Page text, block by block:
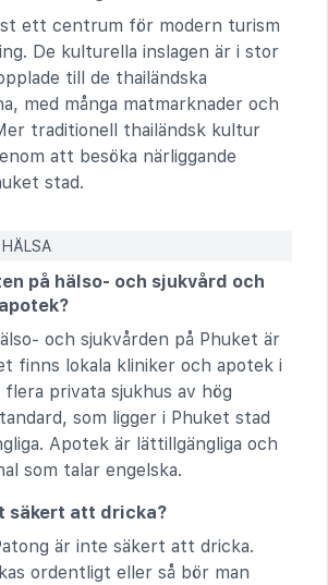
ett centrum för modern turism
De kulturella inslagen är i stor
till de thailändska
med många matmarknader och
traditionell thailändsk kultur
att besöka närliggande
stad.
på hälso- och sjukvård och
och sjukvården på Phuket är
finns lokala kliniker och apotek i
flera privata sjukhus av hög
som ligger i Phuket stad
Apotek är lättillgängliga och
som talar engelska.
säkert att dricka?
är inte säkert att dricka.
ordentligt eller så bör man